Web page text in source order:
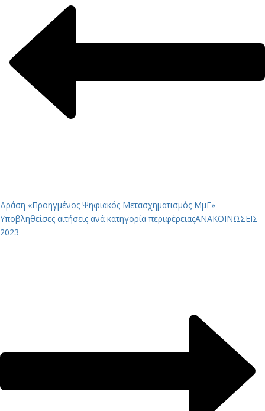
Δράση «Προηγμένος Ψηφιακός Μετασχηματισμός ΜμΕ» –
Υποβληθείσες αιτήσεις ανά κατηγορία περιφέρειαςΑΝΑΚΟΙΝΩΣΕΙΣ
2023